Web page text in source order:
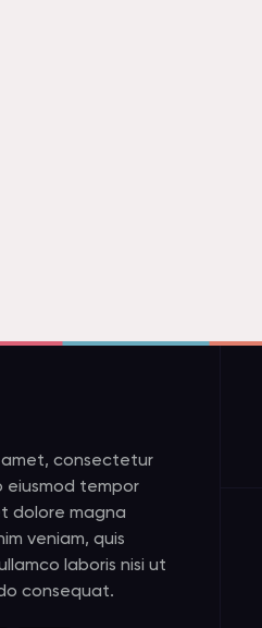
amet, consectetur
eiusmod tempor
dolore magna
veniam, quis
laboris nisi ut
consequat.